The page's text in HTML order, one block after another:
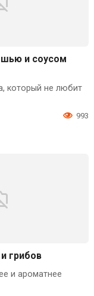
и соусом
который не любит
993
грибов
и ароматнее